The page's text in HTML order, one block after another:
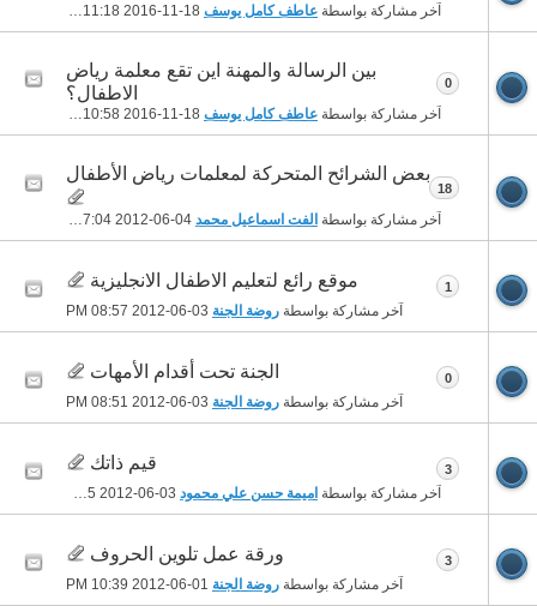
آخر مشاركة بواسطة عاطف كامل يوسف 11:18 AM
بين الرسالة والمهنة اين تقع معلمة رياض
الاطفال؟
آخر مشاركة بواسطة عاطف كامل يوسف 10:58 AM
0
بعض الشرائح المتحركة لمعلمات رياض الأطفال
آخر مشاركة بواسطة الفت اسماعيل محمد 07:04 AM
18
موقع رائع لتعليم الاطفال الانجليزية
آخر مشاركة بواسطة روضة الجنة 08:57 PM
1
الجنة تحت أقدام الأمهات
آخر مشاركة بواسطة روضة الجنة 08:51 PM
0
قيم ذاتك
آخر مشاركة بواسطة اميمة حسن علي محمود 12:35 PM
3
ورقة عمل تلوين الحروف
آخر مشاركة بواسطة روضة الجنة 10:39 PM
3